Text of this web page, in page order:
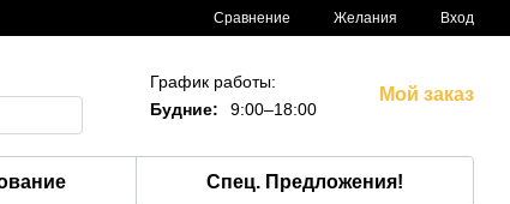
Сравнение Желания Вход
График работы:
Будние:
9:00–18:00
Мой заказ
Спец. Предложения!